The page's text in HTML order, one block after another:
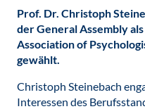
Prof. Dr. Christoph
der General Assembly
Association of
gewählt.
Christoph Steinebach
Interessen des